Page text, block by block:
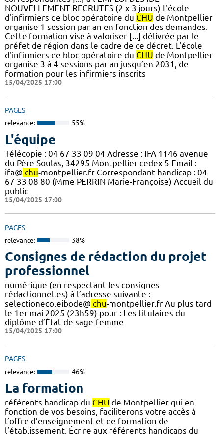
NOUVELLEMENT RECRUTES (2 x 3 jours) L'école
d'infirmiers de bloc opératoire du CHU de Montpellier
organise 1 session par an en fonction des demandes.
Cette formation vise à valoriser [...] délivrée par le
préfet de région dans le cadre de ce décret. L'école
d'infirmiers de bloc opératoire du CHU de Montpellier
organise 3 à 4 sessions par an jusqu’en 2031, de
formation pour les infirmiers inscrits
15/04/2025 17:00
PAGES
relevance: 55%
L'équipe
Télécopie : 04 67 33 09 04 Adresse : IFA 1146 avenue
du Père Soulas, 34295 Montpellier cedex 5 Email :
ifa@ chu-montpellier.fr Correspondant handicap : 04
67 33 08 80 (Mme PERRIN Marie-Françoise) Accueil du
public
15/04/2025 17:00
PAGES
relevance: 38%
Consignes de rédaction du projet
professionnel
numérique (en respectant les consignes
rédactionnelles) à l’adresse suivante :
selectionecoleibode@ chu-montpellier.fr Au plus tard
le 1er mai 2025 (23h59) pour : Les titulaires du
diplôme d’État de sage-femme
15/04/2025 17:00
PAGES
relevance: 46%
La formation
référents handicap du CHU de Montpellier qui en
fonction de vos besoins, faciliterons votre accès à
l’offre d’enseignement et de formation de
l’établissement. Écrire aux référents handicaps du